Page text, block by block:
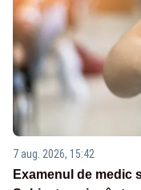
7 aug. 2026, 15:42
Examenul de medic